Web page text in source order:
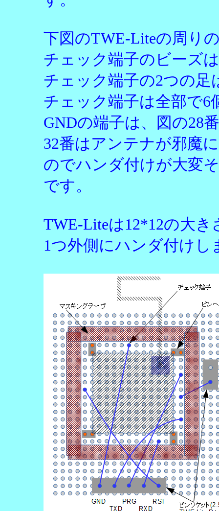
下図のTWE-Liteの周り
チェック端子のビーズ
チェック端子の2つの足
チェック端子は全部で6
GNDの端子は、図の28
32番はアンテナが邪魔
のでハンダ付けが大変
です。
TWE-Liteは12*12の大
1つ外側にハンダ付けし